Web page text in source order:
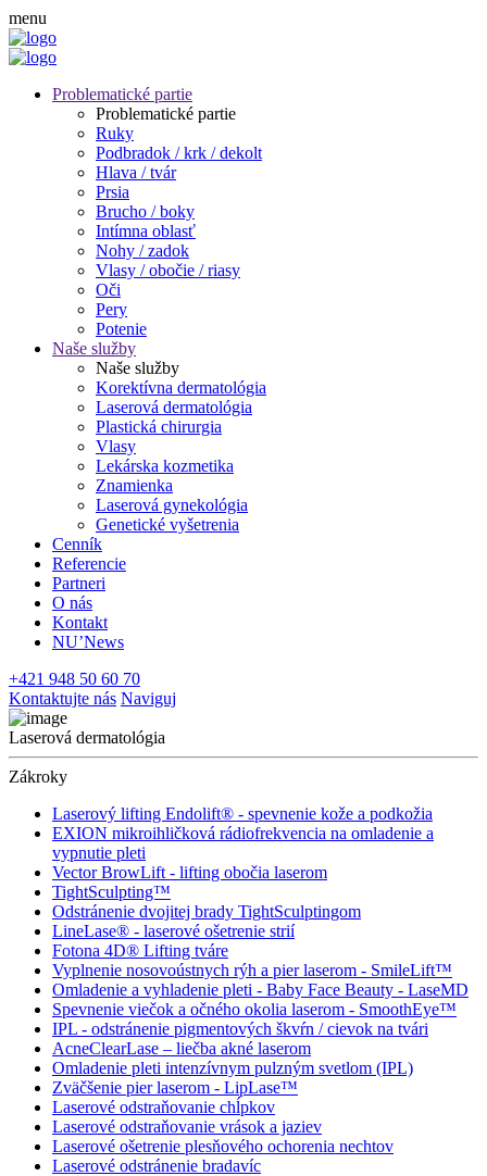
menu
Problematické partie
Problematické partie
Ruky
Podbradok / krk / dekolt
Hlava / tvár
Prsia
Brucho / boky
Intímna oblasť
Nohy / zadok
Vlasy / obočie / riasy
Oči
Pery
Potenie
Naše služby
Naše služby
Korektívna dermatológia
Laserová dermatológia
Plastická chirurgia
Vlasy
Lekárska kozmetika
Znamienka
Laserová gynekológia
Genetické vyšetrenia
Cenník
Referencie
Partneri
O nás
Kontakt
NU’News
+421 948 50 60 70
Kontaktujte nás Naviguj
Laserová dermatológia
Zákroky
Laserový lifting Endolift® - spevnenie kože a podkožia
EXION mikroihličková rádiofrekvencia na omladenie a
vypnutie pleti
Vector BrowLift - lifting obočia laserom
TightSculpting™
Odstránenie dvojitej brady TightSculptingom
LineLase® - laserové ošetrenie strií
Fotona 4D® Lifting tváre
Vyplnenie nosovoústnych rýh a pier laserom - SmileLift™
Omladenie a vyhladenie pleti - Baby Face Beauty - LaseMD
Spevnenie viečok a očného okolia laserom - SmoothEye™
IPL - odstránenie pigmentových škvŕn / cievok na tvári
AcneClearLase – liečba akné laserom
Omladenie pleti intenzívnym pulzným svetlom (IPL)
Zväčšenie pier laserom - LipLase™
Laserové odstraňovanie chĺpkov
Laserové odstraňovanie vrások a jaziev
Laserové ošetrenie plesňového ochorenia nechtov
Laserové odstránenie bradavíc